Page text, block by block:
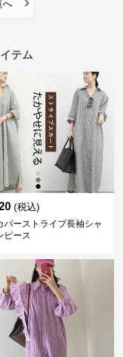
へ
テム
(税込)
バーストライプ長袖シャ
ピース